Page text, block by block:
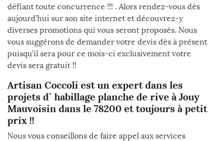
défiant toute concurrence !!! . Alors rendez-vous dès
aujourd’hui sur son site internet et découvrez-y
diverses promotions qui vous seront proposés. Nous
vous suggérons de demander votre devis dès à présent
puisqu’il sera pour ce mois-ci exclusivement votre
devis sera gratuit !!
Artisan Coccoli est un expert dans les
projets d` habillage planche de rive à Jouy
Mauvoisin dans le 78200 et toujours à petit
prix !!
Nous vous conseillons de faire appel aux services